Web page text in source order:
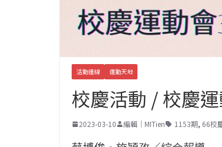
活動連線 運動天地
校慶活動 / 校慶
2023-03-10 編輯｜MITien 1153期, 66校